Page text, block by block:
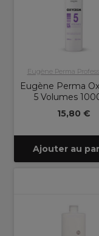
Eugène Perma
Eugène Perma
5 Volumes
15,80 €
Ajouter au